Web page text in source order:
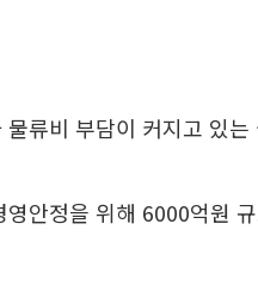
류비 부담이 커지고 있는
안정을 위해 6000억원